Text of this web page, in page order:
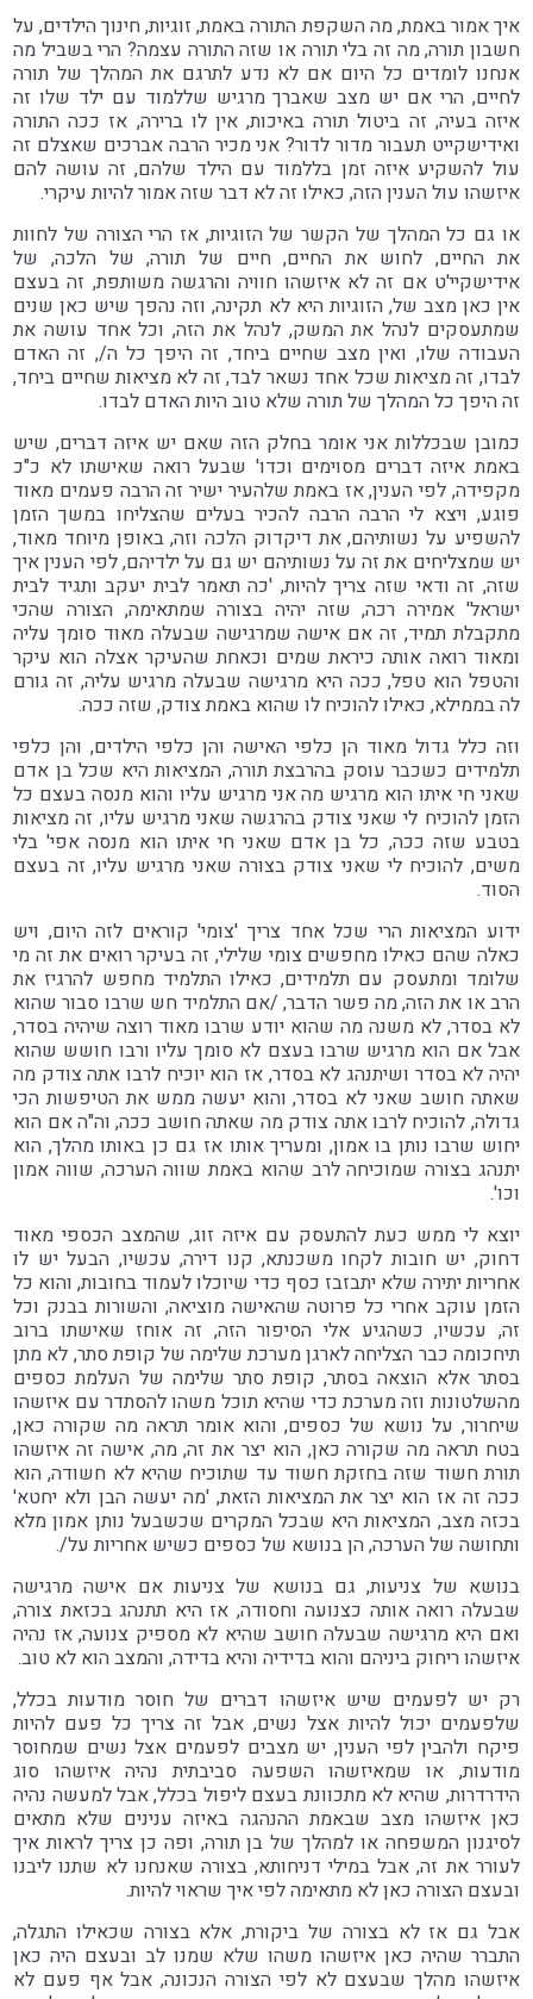
איך אמור באמת, מה השקפת התורה באמת, זוגיות, חינוך הילדים, על
חשבון תורה, מה זה בלי תורה או שזה התורה עצמה? הרי בשביל מה
אנחנו לומדים כל היום אם לא נדע לתרגם את המהלך של תורה
לחיים, הרי אם יש מצב שאברך מרגיש שללמוד עם ילד שלו זה
איזה בעיה, זה ביטול תורה באיכות, אין לו ברירה, אז ככה התורה
ואידישקייט תעבור מדור לדור? אני מכיר הרבה אברכים שאצלם זה
עול להשקיע איזה זמן בללמוד עם הילד שלהם, זה עושה להם
איזשהו עול הענין הזה, כאילו זה לא דבר שזה אמור להיות עיקרי.
או גם כל המהלך של הקשר של הזוגיות, אז הרי הצורה של לחוות
את החיים, לחוש את החיים, חיים של תורה, של הלכה, של
אידישקיי'ט אם זה לא איזשהו חוויה והרגשה משותפת, זה בעצם
אין כאן מצב של, הזוגיות היא לא תקינה, וזה נהפך שיש כאן שנים
שמתעסקים לנהל את המשק, לנהל את הזה, וכל אחד עושה את
העבודה שלו, ואין מצב שחיים ביחד, זה היפך כל ה/, זה האדם
לבדו, זה מציאות שכל אחד נשאר לבד, זה לא מציאות שחיים ביחד,
זה היפך כל המהלך של תורה שלא טוב היות האדם לבדו.
כמובן שבכללות אני אומר בחלק הזה שאם יש איזה דברים, שיש
באמת איזה דברים מסוימים וכדו' שבעל רואה שאישתו לא כ"כ
מקפידה, לפי הענין, אז באמת שלהעיר ישיר זה הרבה פעמים מאוד
פוגע, ויצא לי הרבה הרבה להכיר בעלים שהצליחו במשך הזמן
להשפיע על נשותיהם, את דיקדוק הלכה וזה, באופן מיוחד מאוד,
יש שמצליחים את זה על נשותיהם יש גם על ילדיהם, לפי הענין איך
שזה, זה ודאי שזה צריך להיות, 'כה תאמר לבית יעקב ותגיד לבית
ישראל' אמירה רכה, שזה יהיה בצורה שמתאימה, הצורה שהכי
מתקבלת תמיד, זה אם אישה שמרגישה שבעלה מאוד סומך עליה
ומאוד רואה אותה כיראת שמים וכאחת שהעיקר אצלה הוא עיקר
והטפל הוא טפל, ככה היא מרגישה שבעלה מרגיש עליה, זה גורם
לה בממילא, כאילו להוכיח לו שהוא באמת צודק, שזה ככה.
וזה כלל גדול מאוד הן כלפי האישה והן כלפי הילדים, והן כלפי
תלמידים כשכבר עוסק בהרבצת תורה, המציאות היא שכל בן אדם
שאני חי איתו הוא מרגיש מה אני מרגיש עליו והוא מנסה בעצם כל
הזמן להוכיח לי שאני צודק בהרגשה שאני מרגיש עליו, זה מציאות
בטבע שזה ככה, כל בן אדם שאני חי איתו הוא מנסה אפי' בלי
משים, להוכיח לי שאני צודק בצורה שאני מרגיש עליו, זה בעצם
הסוד.
ידוע המציאות הרי שכל אחד צריך 'צומי' קוראים לזה היום, ויש
כאלה שהם כאילו מחפשים צומי שלילי, זה בעיקר רואים את זה מי
שלומד ומתעסק עם תלמידים, כאילו התלמיד מחפש להרגיז את
הרב או את הזה, מה פשר הדבר, /אם התלמיד חש שרבו סבור שהוא
לא בסדר, לא משנה מה שהוא יודע שרבו מאוד רוצה שיהיה בסדר,
אבל אם הוא מרגיש שרבו בעצם לא סומך עליו ורבו חושש שהוא
יהיה לא בסדר ושיתנהג לא בסדר, אז הוא יוכיח לרבו אתה צודק מה
שאתה חושב שאני לא בסדר, והוא יעשה ממש את הטיפשות הכי
גדולה, להוכיח לרבו אתה צודק מה שאתה חושב ככה, וה"ה אם הוא
יחוש שרבו נותן בו אמון, ומעריך אותו אז גם כן באותו מהלך, הוא
יתנהג בצורה שמוכיחה לרב שהוא באמת שווה הערכה, שווה אמון
וכו'.
יוצא לי ממש כעת להתעסק עם איזה זוג, שהמצב הכספי מאוד
דחוק, יש חובות לקחו משכנתא, קנו דירה, עכשיו, הבעל יש לו
אחריות יתירה שלא יתבזבז כסף כדי שיוכלו לעמוד בחובות, והוא כל
הזמן עוקב אחרי כל פרוטה שהאישה מוציאה, והשורות בבנק וכל
זה, עכשיו, כשהגיע אלי הסיפור הזה, זה אוחז שאישתו ברוב
תיחכומה כבר הצליחה לארגן מערכת שלימה של קופת סתר, לא מתן
בסתר אלא הוצאה בסתר, קופת סתר שלימה של העלמת כספים
מהשלטונות וזה מערכת כדי שהיא תוכל משהו להסתדר עם איזשהו
שיחרור, על נושא של כספים, והוא אומר תראה מה שקורה כאן,
בטח תראה מה שקורה כאן, הוא יצר את זה, מה, אישה זה איזשהו
תורת חשוד שזה בחזקת חשוד עד שתוכיח שהיא לא חשודה, הוא
ככה זה אז הוא יצר את המציאות הזאת, 'מה יעשה הבן ולא יחטא'
בכזה מצב, המציאות היא שבכל המקרים שכשבעל נותן אמון מלא
ותחושה של הערכה, הן בנושא של כספים כשיש אחריות על/.
בנושא של צניעות, גם בנושא של צניעות אם אישה מרגישה
שבעלה רואה אותה כצנועה וחסודה, אז היא תתנהג בכזאת צורה,
ואם היא מרגישה שבעלה חושב שהיא לא מספיק צנועה, אז נהיה
איזשהו ריחוק ביניהם והוא בדידיה והיא בדידה, והמצב הוא לא טוב.
רק יש לפעמים שיש איזשהו דברים של חוסר מודעות בכלל,
שלפעמים יכול להיות אצל נשים, אבל זה צריך כל פעם להיות
פיקח ולהבין לפי הענין, יש מצבים לפעמים אצל נשים שמחוסר
מודעות, או שמאיזשהו השפעה סביבתית נהיה איזשהו סוג
הידרדרות, שהיא לא מתכוונת בעצם ליפול בכלל, אבל למעשה נהיה
כאן איזשהו מצב שבאמת ההנהגה באיזה ענינים שלא מתאים
לסיגנון המשפחה או למהלך של בן תורה, ופה כן צריך לראות איך
לעורר את זה, אבל במילי דניחותא, בצורה שאנחנו לא שתנו ליבנו
ובעצם הצורה כאן לא מתאימה לפי איך שראוי להיות.
אבל גם אז לא בצורה של ביקורת, אלא בצורה שכאילו התגלה,
התברר שהיה כאן איזשהו משהו שלא שמנו לב ובעצם היה כאן
איזשהו מהלך שבעצם לא לפי הצורה הנכונה, אבל אף פעם לא